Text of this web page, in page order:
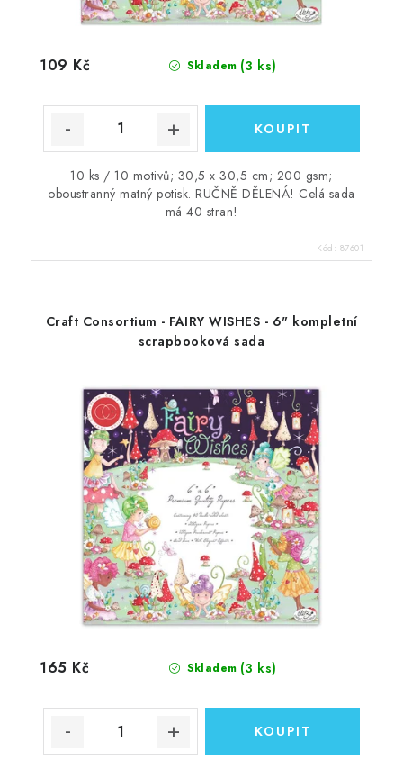
Skladem (3 ks)
109 Kč
10 ks / 10 motivů; 30,5 x 30,5 cm; 200 gsm;
oboustranný matný potisk. RUČNĚ DĚLENÁ! Celá sada
má 40 stran!
Kód: 87601
Craft Consortium - FAIRY WISHES - 6" kompletní
scrapbooková sada
Skladem (3 ks)
165 Kč